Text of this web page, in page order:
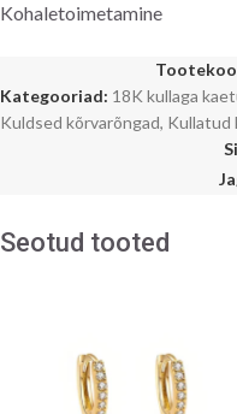
Kohaletoimetamine
Kategooriad: 18K kullaga
Kuldsed kõrvarõngad, Kullatud
Seotud tooted